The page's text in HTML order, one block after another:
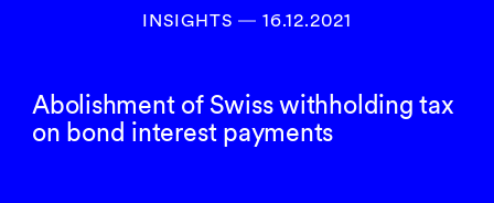
INSIGHTS― 16.12.2021
Abolishment of Swiss withholding tax
on bond interest payments